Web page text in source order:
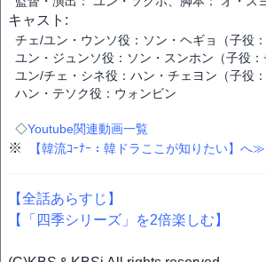
キャスト:
チェ/ユン・ウンソ役：ソン・ヘギョ（子役
ユン・ジュンソ役：ソン・スンホン（子役：
ユン/チェ・シネ役：ハン・チェヨン（子役：
ハン・テソク役：ウォンビン
◇Youtube関連動画一覧
※ 【韓流ｺｰﾅｰ：韓ドラここが知りたい】へ≫
【全話あらすじ】
【「四季シリーズ」を2倍楽しむ】